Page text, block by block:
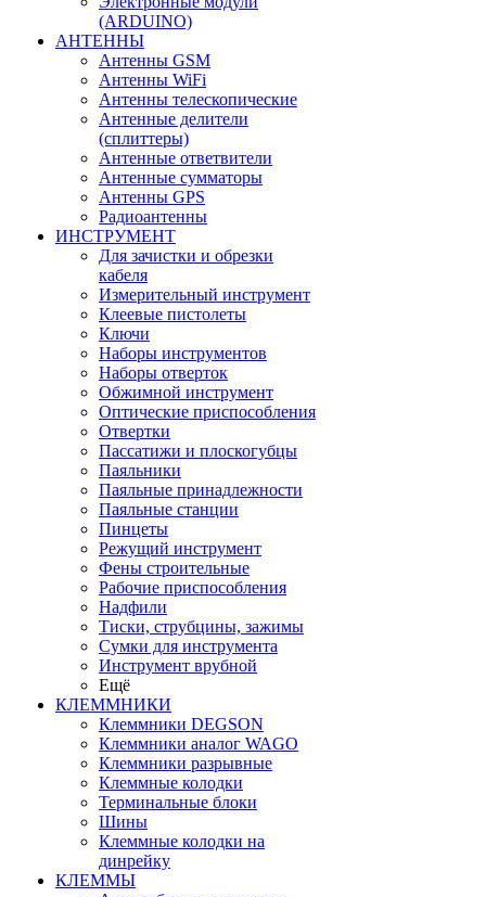
(ARDUINO)
АНТЕННЫ
Антенны GSM
Антенны WiFi
Антенны телескопические
Антенные делители
(сплиттеры)
Антенные ответвители
Антенные сумматоры
Антенны GPS
Радиоантенны
ИНСТРУМЕНТ
Для зачистки и обрезки
кабеля
Измерительный инструмент
Клеевые пистолеты
Ключи
Наборы инструментов
Наборы отверток
Обжимной инструмент
Оптические приспособления
Отвертки
Пассатижи и плоскогубцы
Паяльники
Паяльные принадлежности
Паяльные станции
Пинцеты
Режущий инструмент
Фены строительные
Рабочие приспособления
Надфили
Тиски, струбцины, зажимы
Сумки для инструмента
Инструмент врубной
Ещё
КЛЕММНИКИ
Клеммники DEGSON
Клеммники аналог WAGO
Клеммники разрывные
Клеммные колодки
Терминальные блоки
Шины
Клеммные колодки на
динрейку
КЛЕММЫ